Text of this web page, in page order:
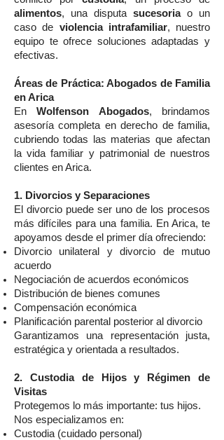
alimentos, una disputa sucesoriao un
caso de violencia intrafamiliar, nuestro
equipo te ofrece soluciones adaptadas y
efectivas.
Áreas de Práctica: Abogados de Familia
en Arica
EnWolfenson Abogados, brindamos
asesoría completa en derecho de familia,
cubriendo todas las materias que afectan
la vida familiar y patrimonial de nuestros
clientes en Arica.
1. Divorcios y Separaciones
El divorcio puede ser uno de los procesos
más difíciles para una familia. En Arica, te
apoyamos desde el primer día ofreciendo:
Divorcio unilateral y divorcio de mutuo
acuerdo
Negociación de acuerdos económicos
Distribución de bienes comunes
Compensación económica
Planificación parental posterior al divorcio
Garantizamos una representación justa,
estratégica y orientada a resultados.
2. Custodia de Hijos y Régimen de
Visitas
Protegemos lo más importante: tus hijos.
Nos especializamos en:
Custodia (cuidado personal)